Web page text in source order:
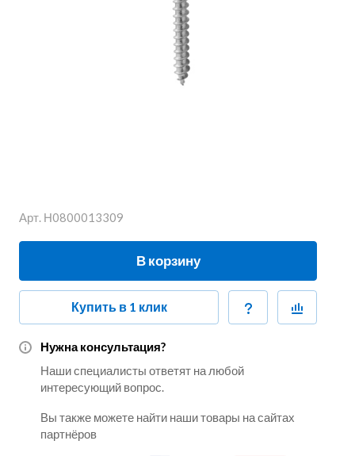
Арт. Н0800013309
В корзину
Купить в 1 клик
Нужна консультация?
Наши специалисты ответят на любой
интересующий вопрос.
Вы также можете найти наши товары на сайтах
партнёров